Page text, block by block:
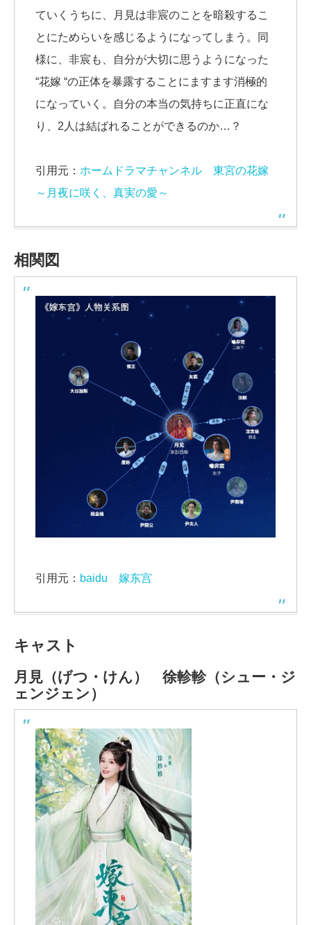
ていくうちに、月見は非宸のことを暗殺するこ
とにためらいを感じるようになってしまう。同
様に、非宸も、自分が大切に思うようになった
“花嫁 “の正体を暴露することにますます消極的
になっていく。自分の本当の気持ちに正直にな
り、2人は結ばれることができるのか…？
引用元： ホームドラマチャンネル 東宮の花嫁
～月夜に咲く、真実の愛～
相関図
引用元： baidu 嫁东宫
キャスト
月見（げつ・けん）
徐軫軫（シュー・ジ
ェンジェン）